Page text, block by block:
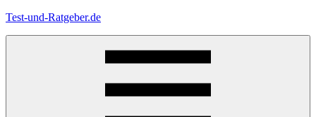
Zum
Test-und-Ratgeber.de